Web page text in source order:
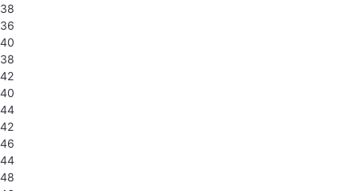
38
36
40
38
42
40
44
42
46
44
48